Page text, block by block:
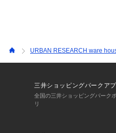
URBAN RESEARCH ware
三井ショッピングパークアプ
全国の三井ショッピングパーク
リ